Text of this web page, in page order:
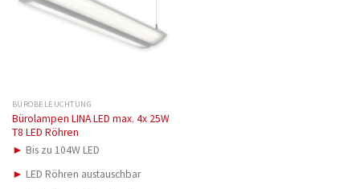
BÜROBELEUCHTUNG
Bürolampen LINA LED max. 4x 25W
T8 LED Röhren
► Bis zu 104W LED
► LED Röhren austauschbar